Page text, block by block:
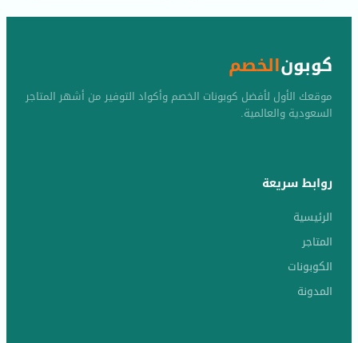
كوبونالخصم
موقعك الأول لأفضل كوبونات الخصم وأكواد التوفير من أشهر المتاجر
السعودية والعالمية.
روابط سريعة
الرئيسية
المتاجر
الكوبونات
المدونة